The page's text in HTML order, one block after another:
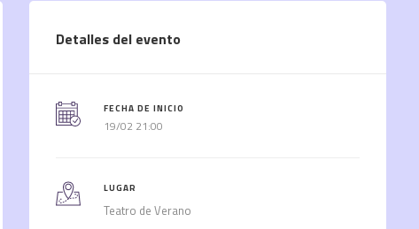
Detalles del evento
FECHA DE INICIO
19/02 21:00
LUGAR
Teatro de Verano